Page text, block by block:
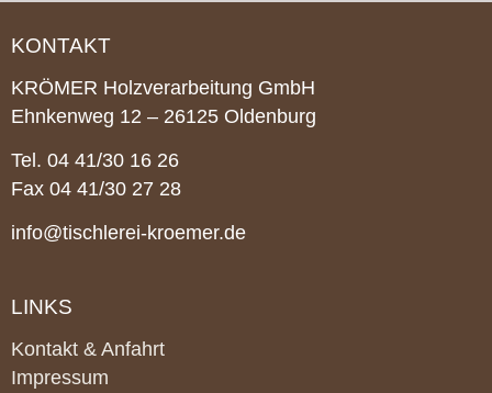
KONTAKT
KRÖ­MER Holz­ver­ar­bei­tung GmbH
Ehn­ken­weg 12 – 26125 Ol­den­burg
Tel. 04 41/30 16 26
Fax 04 41/30 27 28
info@tischlerei-kroemer.de
LINKS
Kontakt & Anfahrt
Impressum